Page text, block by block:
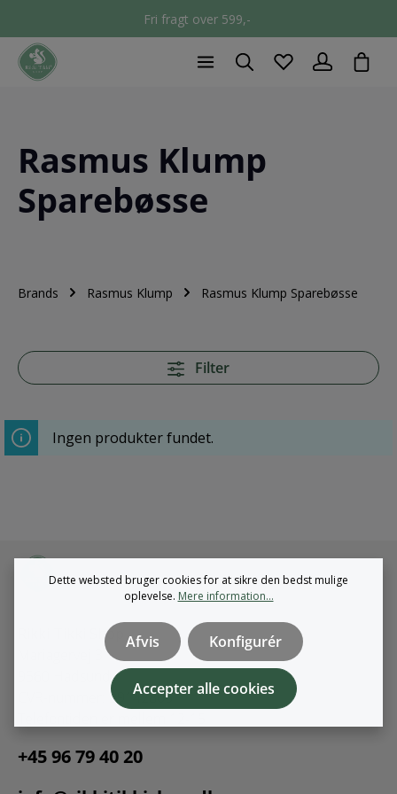
Fri fragt over 599,-
Rasmus Klump
Sparebøsse
Brands Rasmus Klump Rasmus Klump Sparebøsse
Filter
Ingen produkter fundet.
Rikki Tikki Shop
CVR-nummer: 39142805
+45 96 79 40 20
Dette websted bruger cookies for at sikre den bedst mulige
oplevelse. Mere information...
Afvis Konfigurér
Accepter alle cookies